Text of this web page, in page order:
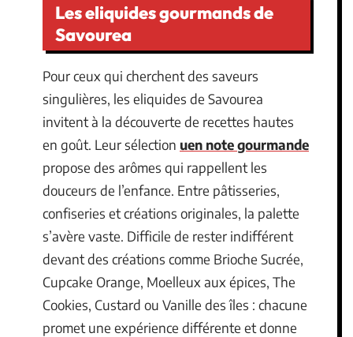
Les eliquides gourmands de
Savourea
Pour ceux qui cherchent des saveurs
singulières, les eliquides de Savourea
invitent à la découverte de recettes hautes
en goût. Leur sélection uen note gourmande
propose des arômes qui rappellent les
douceurs de l’enfance. Entre pâtisseries,
confiseries et créations originales, la palette
s’avère vaste. Difficile de rester indifférent
devant des créations comme Brioche Sucrée,
Cupcake Orange, Moelleux aux épices, The
Cookies, Custard ou Vanille des îles : chacune
promet une expérience différente et donne